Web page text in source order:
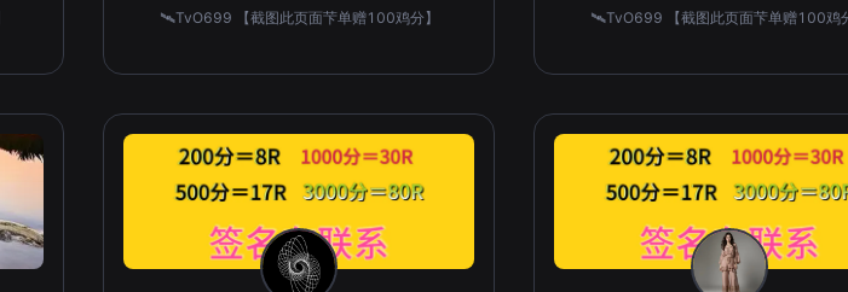
🛰️TvO699 【截图此页面芐单赠100鸡分】 🛰️TvO699 【截图此页面芐单赠100鸡